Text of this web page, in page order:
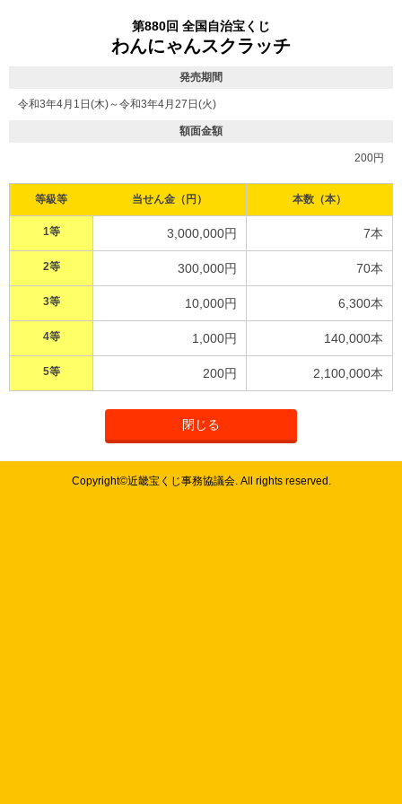
第880回 全国自治宝くじ
わんにゃんスクラッチ
発売期間
令和3年4月1日(木)～令和3年4月27日(火)
額面金額
200円
等級等 当せん金（円） 本数（本）
1等 3,000,000円 7本
2等 300,000円 70本
3等 10,000円 6,300本
4等 1,000円 140,000本
5等 200円 2,100,000本
閉じる
Copyright©近畿宝くじ事務協議会. All rights reserved.